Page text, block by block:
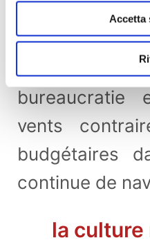
Accetta
Teatridimare
théâtre
turbulences et
vents
budgétaires
continue de
la culture